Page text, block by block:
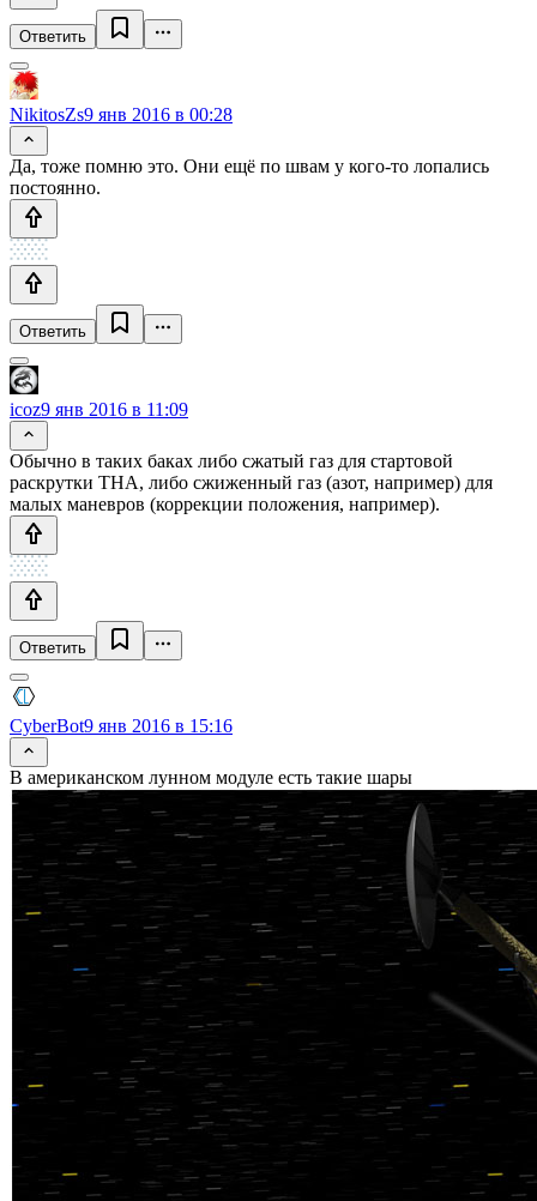
Ответить
NikitosZs9 янв 2016 в 00:28
Да, тоже помню это. Они ещё по швам у кого-то лопались
постоянно.
Ответить
icoz9 янв 2016 в 11:09
Обычно в таких баках либо сжатый газ для стартовой
раскрутки ТНА, либо сжиженный газ (азот, например) для
малых маневров (коррекции положения, например).
Ответить
CyberBot9 янв 2016 в 15:16
В американском лунном модуле есть такие шары